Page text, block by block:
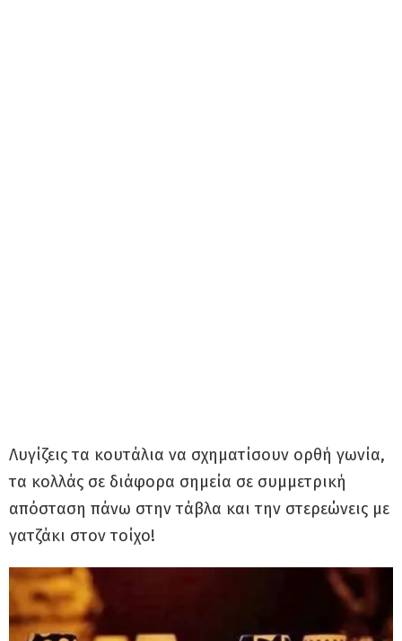
Λυγίζεις τα κουτάλια να σχηματίσουν ορθή γωνία,
τα κολλάς σε διάφορα σημεία σε συμμετρική
απόσταση πάνω στην τάβλα και την στερεώνεις με
γατζάκι στον τοίχο!